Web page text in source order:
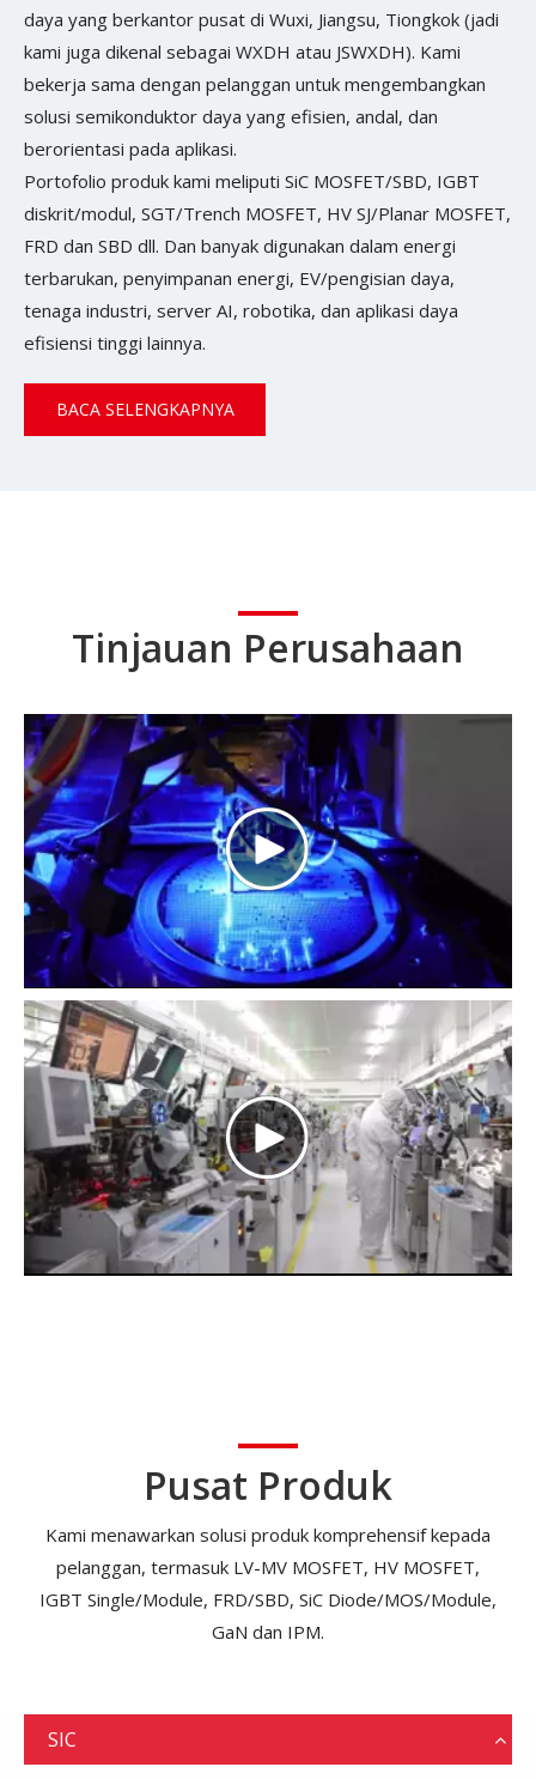
daya yang berkantor pusat di Wuxi, Jiangsu, Tiongkok (jadi
kami juga dikenal sebagai WXDH atau JSWXDH). Kami
bekerja sama dengan pelanggan untuk mengembangkan
solusi semikonduktor daya yang efisien, andal, dan
berorientasi pada aplikasi.
Portofolio produk kami meliputi SiC MOSFET/SBD, IGBT
diskrit/modul, SGT/Trench MOSFET, HV SJ/Planar MOSFET,
FRD dan SBD dll. Dan banyak digunakan dalam energi
terbarukan, penyimpanan energi, EV/pengisian daya,
tenaga industri, server AI, robotika, dan aplikasi daya
efisiensi tinggi lainnya.
BACA SELENGKAPNYA
Tinjauan Perusahaan
Pusat Produk
Kami menawarkan solusi produk komprehensif kepada
pelanggan, termasuk LV-MV MOSFET, HV MOSFET,
IGBT Single/Module, FRD/SBD, SiC Diode/MOS/Module,
GaN dan IPM.
SIC